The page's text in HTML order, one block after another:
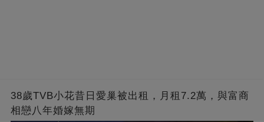
38歲TVB小花昔日愛巢被出租，月租7.2萬，與富商
相戀八年婚嫁無期